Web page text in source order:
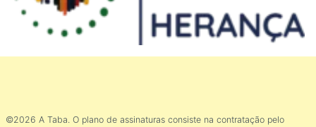
©2026 A Taba. O plano de assinaturas consiste na contratação pelo